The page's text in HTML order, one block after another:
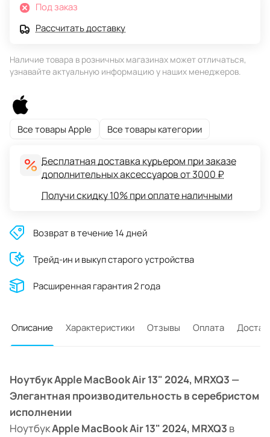
Под заказ
Рассчитать доставку
Наличие товара в розничных магазинах может отличаться,
узнавайте актуальную информацию у наших менеджеров.
Все товары Apple Все товары категории
Бесплатная доставка курьером при заказе
дополнительных аксессуаров от 3000 ₽
Получи скидку 10% при оплате наличными
Возврат в течение 14 дней
Трейд-ин и выкуп старого устройства
Расширенная гарантия 2 года
Описание Характеристики Отзывы Оплата
Ноутбук Apple MacBook Air 13" 2024, MRXQ3 —
Элегантная производительность в серебристом
исполнении
НоутбукApple MacBook Air 13" 2024, MRXQ3 в